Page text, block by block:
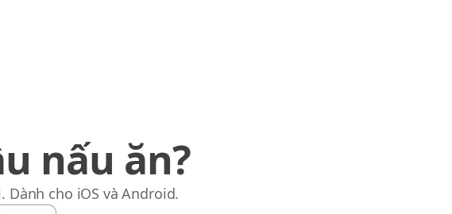
nấu ăn?
cho iOS và Android.